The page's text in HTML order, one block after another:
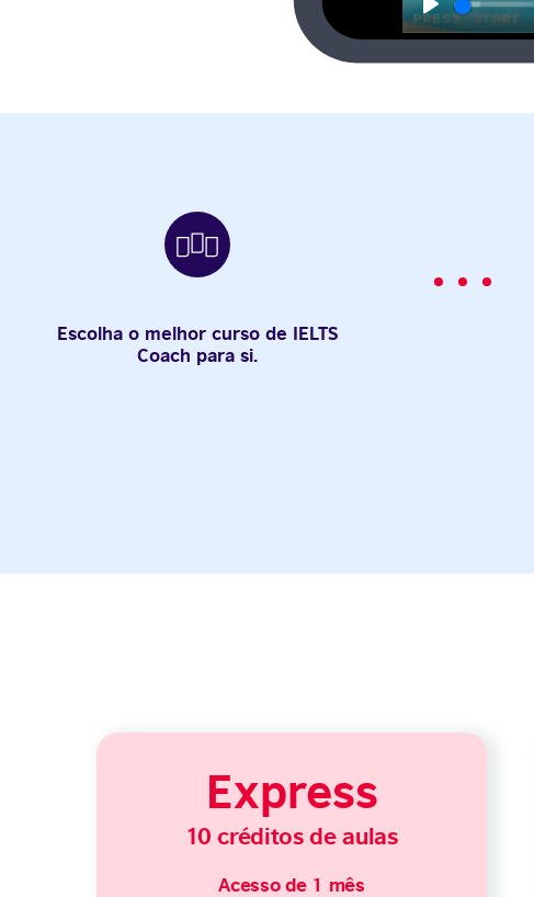
Play
Escolha o melhor curso de IELTS
Coach para si.
Express
10 créditos de aulas
Acesso de 1 mês